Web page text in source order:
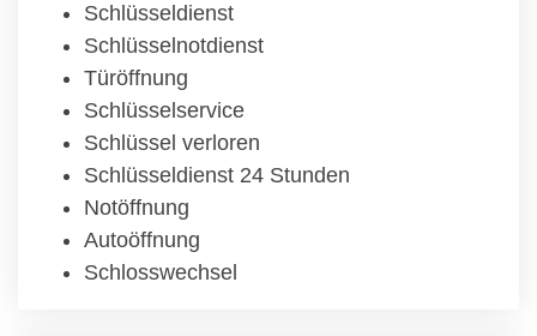
Schlüsseldienst
Schlüsselnotdienst
Türöffnung
Schlüsselservice
Schlüssel verloren
Schlüsseldienst 24 Stunden
Notöffnung
Autoöffnung
Schlosswechsel